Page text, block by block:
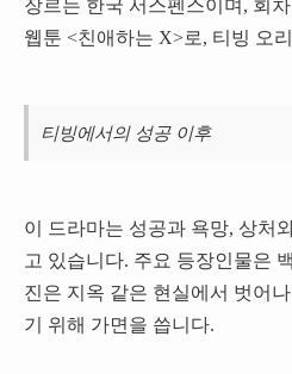
장르는 한국 서스펜스이며, 회
웹툰 <친애하는 X>로, 티빙 오
티빙에서의 성공 이후
이 드라마는 성공과 욕망, 상처
고 있습니다. 주요 등장인물은
진은 지옥 같은 현실에서 벗어
기 위해 가면을 씁니다.